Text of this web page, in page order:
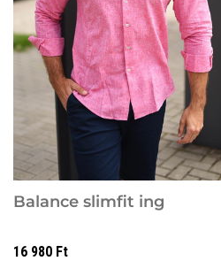
Balance slimfit ing
16 980 Ft